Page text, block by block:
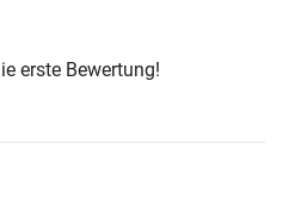
erste Bewertung!